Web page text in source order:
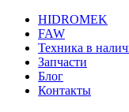
HIDROMEK
FAW
Техника в
Запчасти
Блог
Контакты